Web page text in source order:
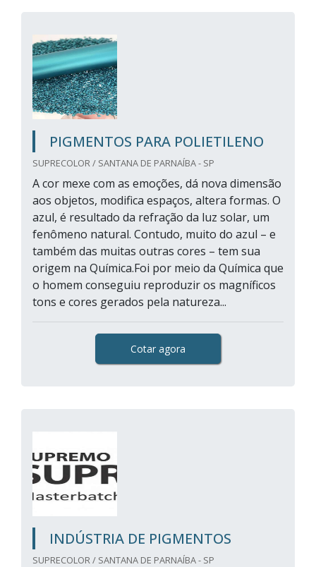
PIGMENTOS PARA POLIETILENO
SUPRECOLOR / SANTANA DE PARNAÍBA - SP
A cor mexe com as emoções, dá nova dimensão
aos objetos, modifica espaços, altera formas. O
azul, é resultado da refração da luz solar, um
fenômeno natural. Contudo, muito do azul – e
também das muitas outras cores – tem sua
origem na Química.Foi por meio da Química que
o homem conseguiu reproduzir os magníficos
tons e cores gerados pela natureza...
Cotar agora
INDÚSTRIA DE PIGMENTOS
SUPRECOLOR / SANTANA DE PARNAÍBA - SP